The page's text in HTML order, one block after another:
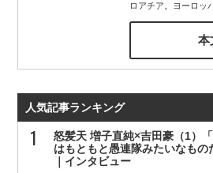
ロアチア。ヨーロッ
本
人気記事ランキング
怒髪天 増子直純×吉田豪（1）
はもともと愚連隊みたいなもの
｜インタビュー